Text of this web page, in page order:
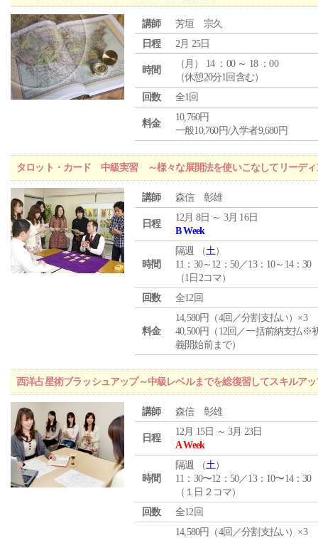
講師
芳垣 宗久
日程
2月 25日
時間
（ 月 ） 14 ：00 ～ 18 ：00
（休憩20分1回含む）
回数
全1回
料金
10,760円
一般10,760円/入学者9,680円
タロット・カード 中級実習 ～様々な展開法を使いこなしてリーディ
講師 森信 彰雄
日程
12月 8日 ～ 3月 16日
B Week
時間
隔週 （土）
11：30～12：50／13：10～14：30
（1日2コマ）
回数
全12回
料金
14,580円（4回／分割支払い）×3
40,500円（12回／一括前納支払※
義開始前まで）
西洋占星術ブラッシュアップ～中級レベルまでを総復習してスキルア
講師 森信 彰雄
日程
12月 15日 ～ 3月 23日
A Week
時間
隔週 （土）
11：30〜12：50／13：10〜14：30
（１日２コマ）
回数
全12回
14,580円（4回／分割支払い）×3